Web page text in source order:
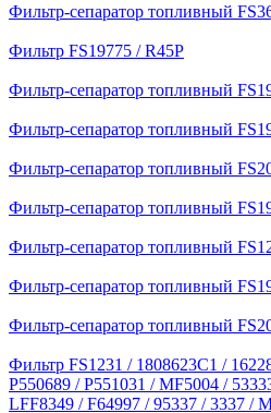
Фильтр-сепаратор топливный
Фильтр FS19775 / R45P
Фильтр-сепаратор топливный
Фильтр-сепаратор топливный
Фильтр-сепаратор топливный
Фильтр-сепаратор топливный
Фильтр-сепаратор топливный
Фильтр-сепаратор топливный
Фильтр-сепаратор топливный
Фильтр FS1231 / 1808623C1 /
P550689 / P551031 / MF5004 /
LFF8349 / F64997 / 95337 / 3337 /